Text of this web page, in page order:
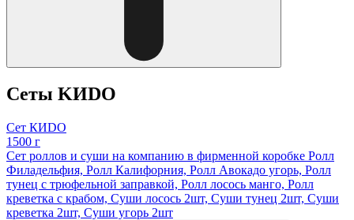
Сеты KИDO
Сет КИDO
1500 г
Сет роллов и суши на компанию в фирменной коробке Ролл
Филадельфия, Ролл Калифорния, Ролл Авокадо угорь, Ролл
тунец с трюфельной заправкой, Ролл лосось манго, Ролл
креветка с крабом, Суши лосось 2шт, Суши тунец 2шт, Суши
креветка 2шт, Суши угорь 2шт